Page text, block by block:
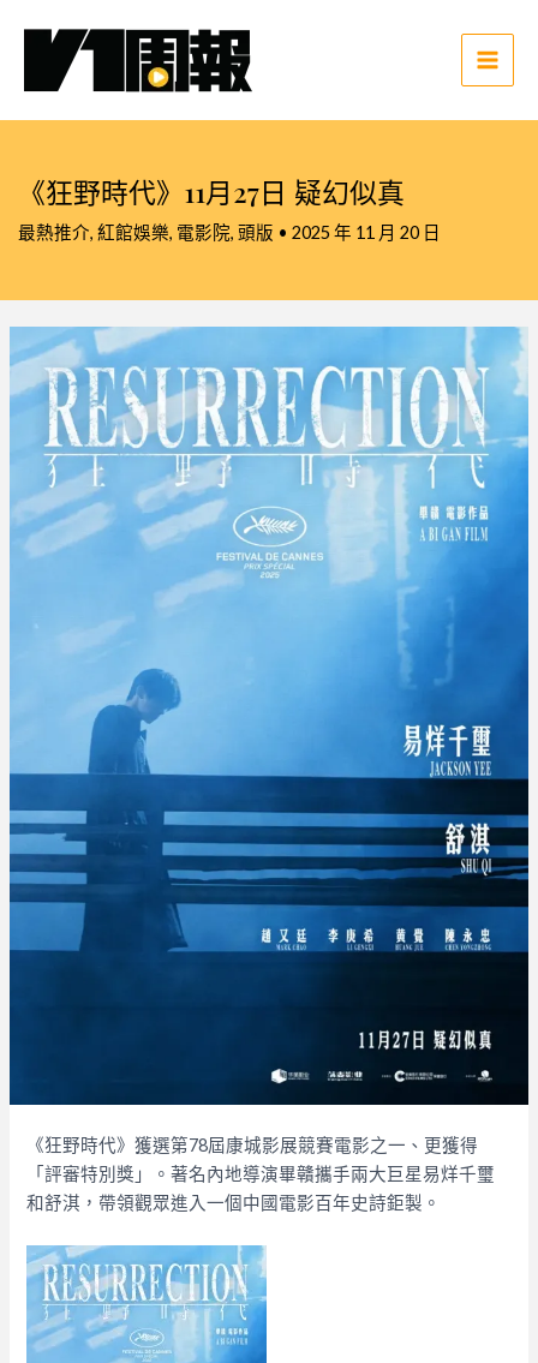
Main
《狂野時代》11月27日 疑幻似真
最熱推介, 紅館娛樂, 電影院, 頭版 • 2025 年 11 月 20 日
《狂野時代》獲選第78屆康城影展競賽電影之一、更獲得
「評審特別獎」。著名內地導演畢贛攜手兩大巨星易烊千璽
和舒淇，帶領觀眾進入一個中國電影百年史詩鉅製。